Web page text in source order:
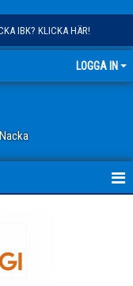
IBK? KLICKA HÄR!
LOGGA IN